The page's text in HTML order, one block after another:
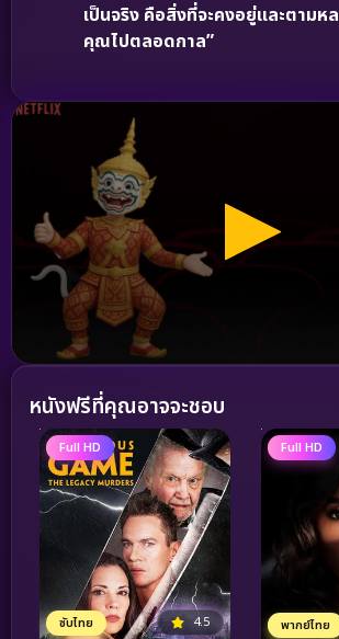
เป็นจริง คือสิ่งที่จะคงอยู่และตามห
คุณไปตลอดกาล”
หนังฟรีที่คุณอาจจะชอบ
Full HD
ซับไทย 4.5
Full HD
พากย์ไทย